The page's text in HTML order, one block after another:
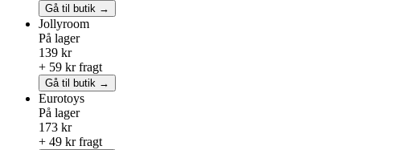
Gå til butik →
Jollyroom
På lager
139 kr
+ 59 kr fragt
Gå til butik →
Eurotoys
På lager
173 kr
+ 49 kr fragt